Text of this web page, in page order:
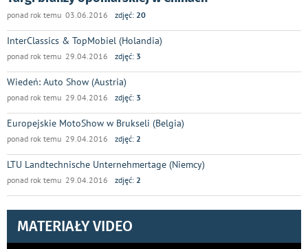
ponad rok temu 03.06.2016 zdjęć: 20
InterClassics & TopMobiel (Holandia)
ponad rok temu 29.04.2016 zdjęć: 3
Wiedeń: Auto Show (Austria)
ponad rok temu 29.04.2016 zdjęć: 3
Europejskie MotoShow w Brukseli (Belgia)
ponad rok temu 29.04.2016 zdjęć: 2
LTU Landtechnische Unternehmertage (Niemcy)
ponad rok temu 29.04.2016 zdjęć: 2
MATERIAŁY VIDEO